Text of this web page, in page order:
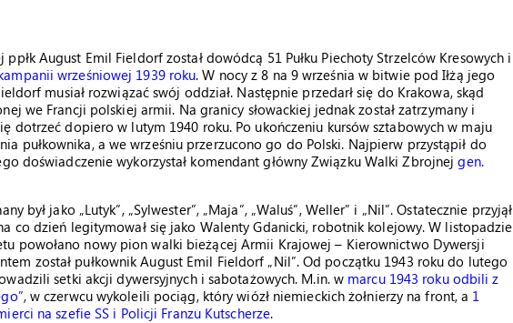
August Emil Fieldorf został dowódcą 51 Pułku Piechoty Strzelców Kresowych i
wrześniowej 1939 roku. W nocy z 8 na 9 września w bitwie pod Iłżą jego
musiał rozwiązać swój oddział. Następnie przedarł się do Krakowa, skąd
we Francji polskiej armii. Na granicy słowackiej jednak został zatrzymany i
dotrzeć dopiero w lutym 1940 roku. Po ukończeniu kursów sztabowych w maju
pułkownika, a we wrześniu przerzucono go do Polski. Najpierw przystąpił do
doświadczenie wykorzystał komendant główny Związku Walki Zbrojnejgen.
był jako „Lutyk”, „Sylwester”, „Maja”, „Waluś”, Weller” i „Nil”. Ostatecznie przyjął
co dzień legitymował się jako Walenty Gdanicki, robotnik kolejowy. W listopadzie
powołano nowy pion walki bieżącej Armii Krajowej – Kierownictwo Dywersji
został pułkownik August Emil Fieldorf „Nil”. Od początku 1943 roku do lutego
setki akcji dywersyjnych i sabotażowych. M.in. w marcu 1943 roku odbili z
, w czerwcu wykoleili pociąg, który wiózł niemieckich żołnierzy na front, a 1
na szefie SS i Policji Franzu Kutscherze.